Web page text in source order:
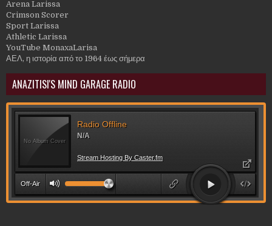
Arena Larissa
Crimson Scorer
Sport Larissa
Athletic Larissa
YouTube MonaxaLarisa
ΑΕΛ, η ιστορία από το 1964 έως σήμερα
ANAZITISI'S MIND GARAGE RADIO